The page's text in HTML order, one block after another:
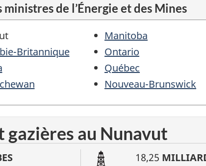
de l’Énergie et des Mines
Britannique
Manitoba
Ontario
Québec
Nouveau-Brunswick
gazières au Nunavut
18,25